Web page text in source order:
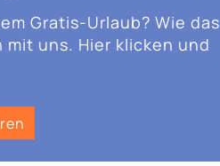
Gratis-Urlaub? Wie das
uns. Hier klicken und